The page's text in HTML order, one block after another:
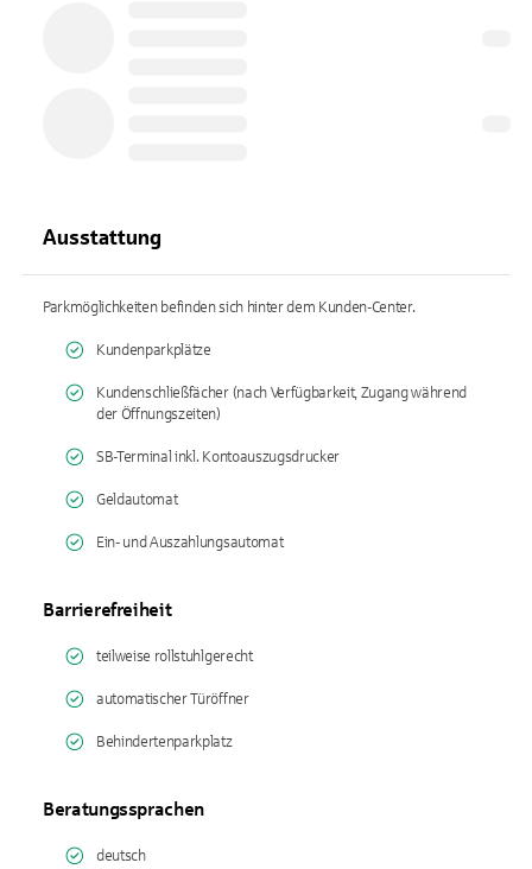
Ausstattung
Parkmöglichkeiten befinden sich hinter dem Kunden-Center.
Kundenparkplätze
Kundenschließfächer (nach Verfügbarkeit, Zugang während
der Öffnungszeiten)
SB-Terminal inkl. Kontoauszugsdrucker
Geldautomat
Ein- und Auszahlungsautomat
Barrierefreiheit
teilweise rollstuhlgerecht
automatischer Türöffner
Behindertenparkplatz
Beratungssprachen
deutsch